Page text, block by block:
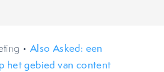
• Also Asked: een
het gebied van content